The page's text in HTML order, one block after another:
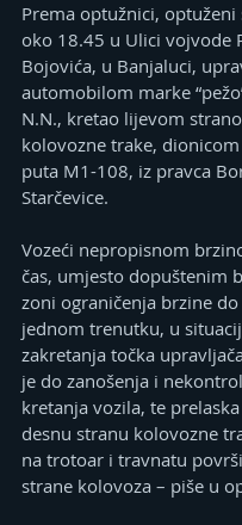
Prema optužnici, optuženi
oko 18.45 u Ulici vojvode
Bojovića, u Banjaluci,
automobilom marke
N.N., kretao lijevom
kolovozne trake,
puta M1-108, iz pravca
Starčevice.
Vozeći nepropisnom
čas, umjesto dopuštenim
zoni ograničenja brzine do
jednom trenutku, u
zakretanja točka
je do zanošenja i
kretanja vozila, te
desnu stranu kolovozne
na trotoar i travnatu
strane kolovoza – piše u